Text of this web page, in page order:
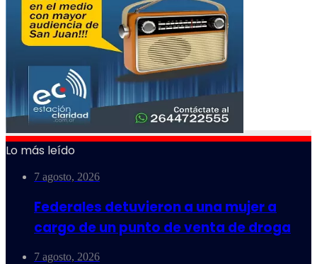
Lo más leído
7 agosto, 2026
Federales detuvieron a una mujer a
cargo de un punto de venta de droga
7 agosto, 2026